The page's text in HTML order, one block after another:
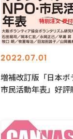
2022.07.01
増補改訂版「日本ボ
市民活動年表」好評